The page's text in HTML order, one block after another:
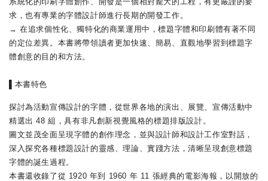
求，也有專業的字體設計師進行長期的開發工作。
→ 在追求個性化、獨特化的商業運用中，標題字體和印刷體有著不同
的定位差異。本書將帶領讀者更加快速、簡易、直觀地學習到標題字
體創意的目的和方法。
本書特色
探討為活動宣傳設計的字體，從世界各地的演出、展覽、宣傳活動中
精選出 48 組，具有非凡創新視覺風格的標題排版設計。
圖文並茂全面呈現字體的創作理念，並與設計師和設計工作室對話，
深入探究各種標題設計的靈感、理論、實踐方法，清晰呈現創意標題
字體的誕生過程。
本書還收錄了從 1920 年到 1960 年 11 張經典的電影海報，以開放的